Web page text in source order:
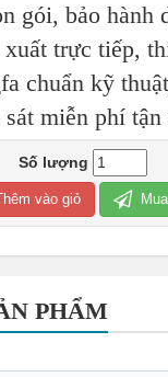
gói, bảo hành
trực tiếp,
chuẩn kỹ
miễn phí tận
Số lượng
vào giỏ
PHẨM